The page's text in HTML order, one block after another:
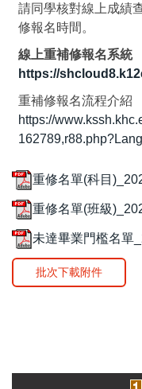
請同學核對線上成績
修報名時間。
線上重補修報名系統
https://
重補修報名流程介紹
https://
重修名單(科目
重修名單(班級
未達畢業門檻名單
批次下載附件